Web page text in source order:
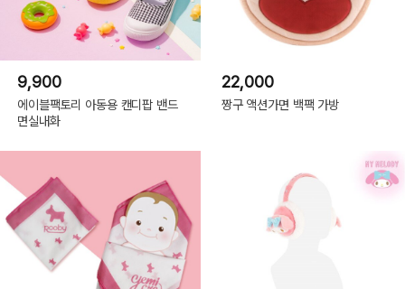
9,900
에이블팩토리 아동용 캔디팝 밴드
면실내화
22,000
짱구 액션가면 백팩 가방